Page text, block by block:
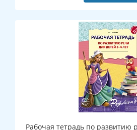
Рабочая тетрадь по развитию